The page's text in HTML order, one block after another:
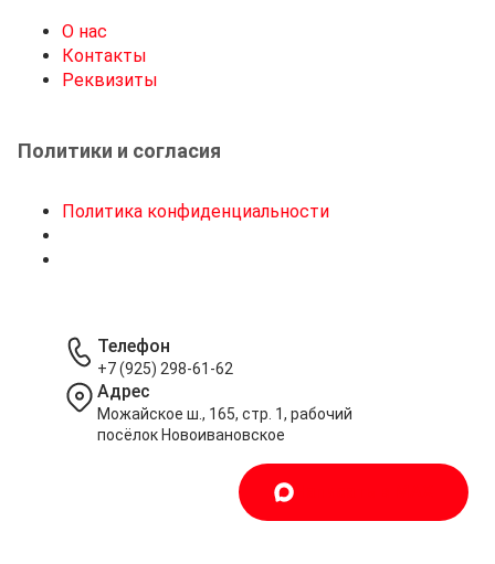
О нас
Контакты
Реквизиты
Политики и согласия
Политика конфиденциальности
Телефон
+7 (925) 298-61-62
Адрес
Можайское ш., 165, стр. 1, рабочий
посёлок Новоивановское